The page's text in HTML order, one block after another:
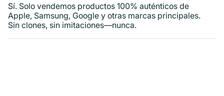
Sí. Solo vendemos productos 100% auténticos de
Apple, Samsung, Google y otras marcas principales.
Sin clones, sin imitaciones—nunca.